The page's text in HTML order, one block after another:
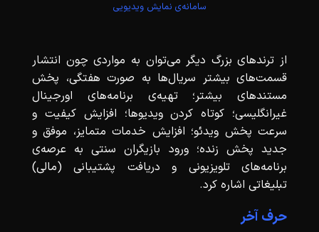
سامانه‌ی نمایش ویدیویی
از ترندهای بزرگ دیگر می‌توان به مواردی چون انتشار
قسمت‌های بیشتر سریال‌ها به صورت هفتگی، پخش
مستندهای بیشتر؛ تهیه‌ی برنامه‌های اورجینال
غیرانگلیسی؛ کوتاه کردن ویدیوها؛ افزایش کیفیت و
سرعت پخش ویدئو؛ افزایش خدمات متمایز، موفق و
جدید پخش زنده‌؛ ورود بازیگران سنتی به عرصه‌ی
برنامه‌های تلویزیونی و دریافت پشتیبانی (مالی)
تبلیغاتی اشاره کرد.
حرف آخر